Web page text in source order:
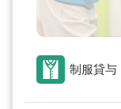
制服貸与